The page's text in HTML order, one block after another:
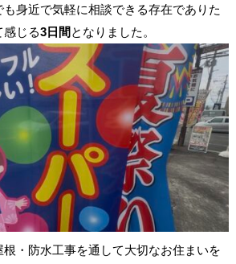
身近で気軽に相談できる存在でありた
感じる3日間 となりました。
・防水工事を通して大切なお住まいを